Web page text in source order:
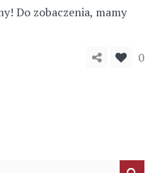
Do zobaczenia, mamy
0